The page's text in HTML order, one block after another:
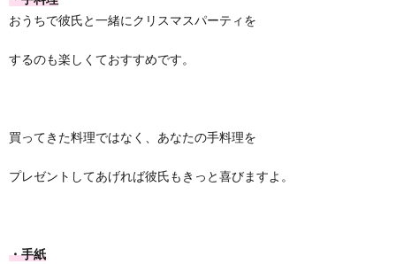
おうちで彼氏と一緒にクリスマスパーティを
するのも楽しくておすすめです。
買ってきた料理ではなく、あなたの手料理を
プレゼントしてあげれば彼氏もきっと喜びますよ。
・手紙